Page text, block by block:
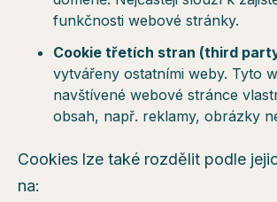
funkčnosti webové stránky.
Cookie třetích stran (third
vytvářeny ostatními weby. Tyto
navštívené webové stránce
obsah, např. reklamy, obrázky
Cookies lze také rozdělit podle
na: